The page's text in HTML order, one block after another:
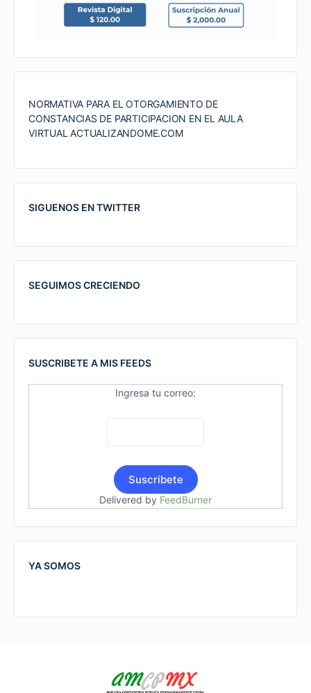
NORMATIVA PARA EL OTORGAMIENTO DE
CONSTANCIAS DE PARTICIPACION EN EL AULA
VIRTUAL ACTUALIZANDOME.COM
SIGUENOS EN TWITTER
SEGUIMOS CRECIENDO
SUSCRIBETE A MIS FEEDS
Ingresa tu correo:
Delivered by FeedBurner
YA SOMOS